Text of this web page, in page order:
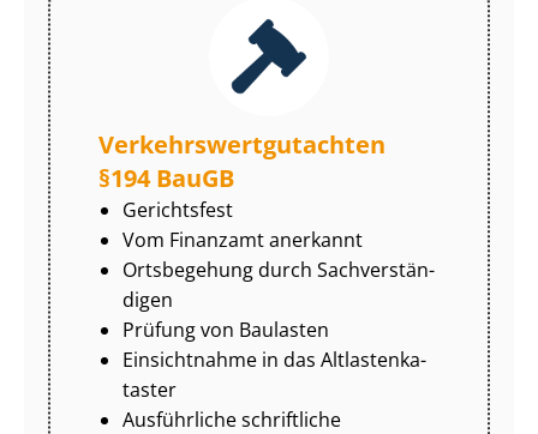
Ver­kehrs­wert­gut­ach­ten
§194 BauGB
Gerichtsfest
Vom Finanzamt anerkannt
Ortsbegehung durch Sach­ver­stän­
di­gen
Prüfung von Baulasten
Einsichtnahme in das Alt­las­ten­ka­
tas­ter
Ausführliche schriftliche